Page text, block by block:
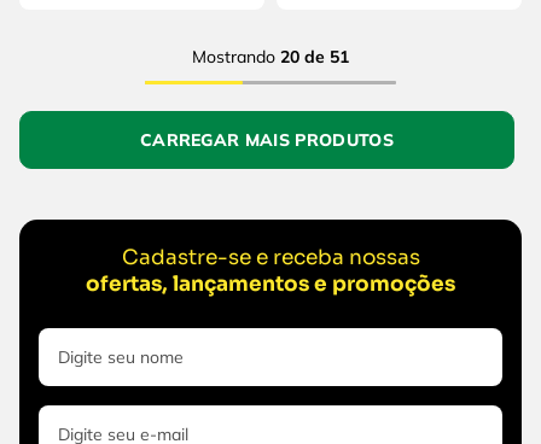
Mostrando 20 de 51
Cadastre-se e receba nossas
ofertas, lançamentos e promoções